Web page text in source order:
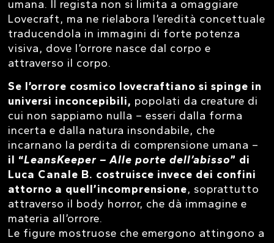
umana. Il regista non si limita a omaggiare
Lovecraft, ma ne rielabora l’eredità concettuale
traducendola in immagini di forte potenza
visiva, dove l’orrore nasce dal corpo e
attraverso il corpo.
Se l’orrore cosmico lovecraftiano si spinge in
universi inconcepibili, popolati da creature di
cui non sappiamo nulla – esseri dalla forma
incerta e dalla natura insondabile, che
incarnano la perdita di comprensione umana –
il “LeansKeeper – Alle porte dell’abisso” di
Luca Canale B. costruisce invece dei confini
attorno a quell’incomprensione, soprattutto
attraverso il body horror, che dà immagine e
materia all’orrore.
Le figure mostruose che emergono attingono a